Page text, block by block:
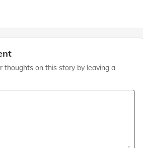
thoughts on this story by leaving a